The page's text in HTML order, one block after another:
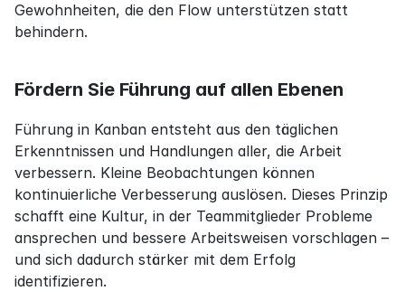
Gewohnheiten, die den Flow unterstützen statt
behindern.
Fördern Sie Führung auf allen Ebenen
Führung in Kanban entsteht aus den täglichen
Erkenntnissen und Handlungen aller, die Arbeit
verbessern. Kleine Beobachtungen können
kontinuierliche Verbesserung auslösen. Dieses Prinzip
schafft eine Kultur, in der Teammitglieder Probleme
ansprechen und bessere Arbeitsweisen vorschlagen –
und sich dadurch stärker mit dem Erfolg
identifizieren.